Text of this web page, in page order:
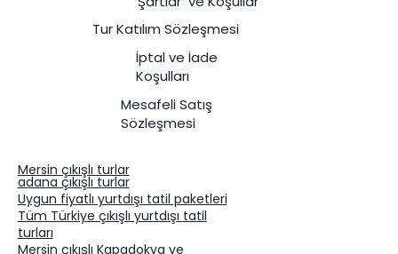
İptal ve İade
Koşulları
Mesafeli Satış
Sözleşmesi
Tur Katılım Sözleşmesi
Mersin çıkışlı turlar
adana çıkışlı turlar
Uygun fiyatlı yurtdışı tatil paketleri
Tüm Türkiye çıkışlı yurtdışı tatil
turları
Mersin çıkışlı Kapadokya ve